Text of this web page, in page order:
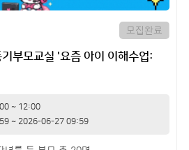
모집완료
부모교실 '요즘 아이 이해수업:
~ 12:00
~ 2026-06-27 09:59